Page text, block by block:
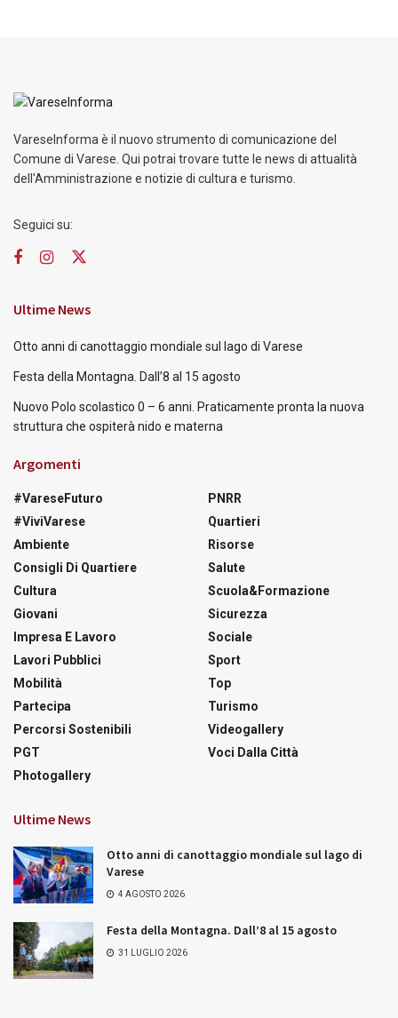
VareseInforma è il nuovo strumento di comunicazione del
Comune di Varese. Qui potrai trovare tutte le news di attualità
dell'Amministrazione e notizie di cultura e turismo.
Seguici su:
Ultime News
Otto anni di canottaggio mondiale sul lago di Varese
Festa della Montagna. Dall’8 al 15 agosto
Nuovo Polo scolastico 0 – 6 anni. Praticamente pronta la nuova
struttura che ospiterà nido e materna
Argomenti
#VareseFuturo
#ViviVarese
Ambiente
Consigli Di Quartiere
Cultura
Giovani
Impresa E Lavoro
Lavori Pubblici
Mobilità
Partecipa
Percorsi Sostenibili
PGT
Photogallery
PNRR
Quartieri
Risorse
Salute
Scuola&Formazione
Sicurezza
Sociale
Sport
Top
Turismo
Videogallery
Voci Dalla Città
Ultime News
Otto anni di canottaggio mondiale sul lago di
Varese
4 AGOSTO 2026
Festa della Montagna. Dall’8 al 15 agosto
31 LUGLIO 2026